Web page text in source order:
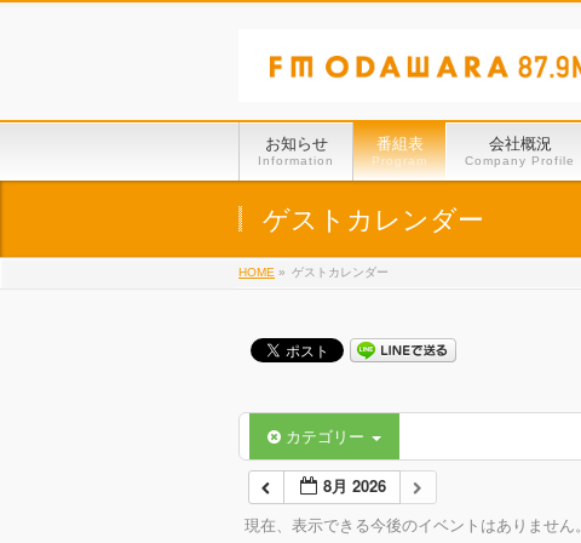
お知らせ
Information
番組表
Program
会社概況
Company Profile
ゲストカレンダー
HOME » ゲストカレンダー
カテゴリー
8月 2026
現在、表示できる今後のイベントはありません。